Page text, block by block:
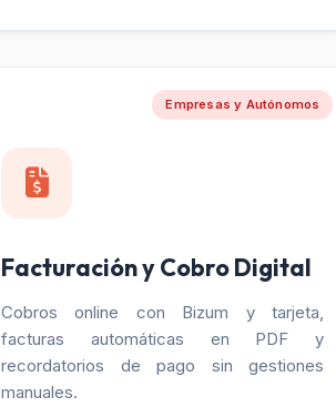
Empresas y Autónomos
Facturación y Cobro Digital
Cobros online con Bizum y tarjeta,
facturas automáticas en PDF y
recordatorios de pago sin gestiones
manuales.